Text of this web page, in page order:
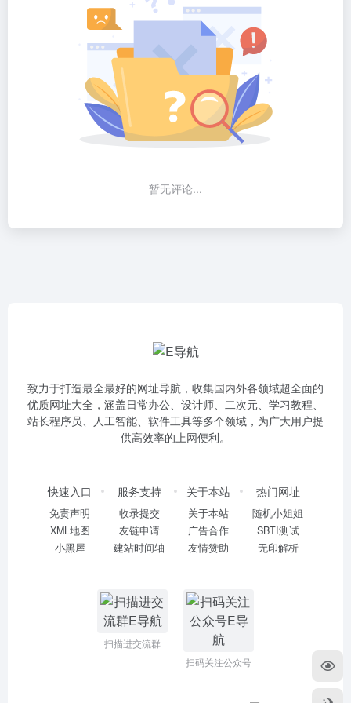
暂无评论...
致力于打造最全最好的网址导航，收集国内外各领域超全面的
优质网址大全，涵盖日常办公、设计师、二次元、学习教程、
站长程序员、人工智能、软件工具等多个领域，为广大用户提
供高效率的上网便利。
快速入口
免责声明
XML地图
小黑屋
服务支持
收录提交
友链申请
建站时间轴
关于本站
关于本站
广告合作
友情赞助
热门网址
随机小姐姐
SBTI测试
无印解析
扫描进交流群
扫码关注公众号